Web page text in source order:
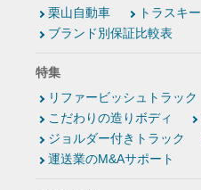
栗山自動車
トラスキー
ブランド別保証比較表
特集
リファービッシュトラック
こだわりの造りボディ
ジョルダー付きトラック
運送業のM&Aサポート